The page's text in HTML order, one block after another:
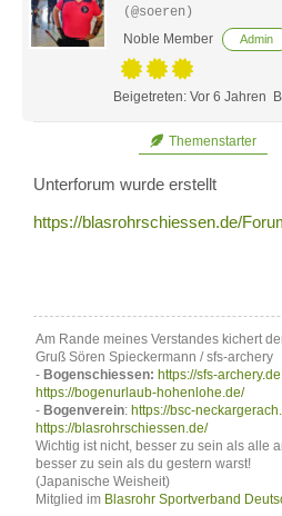
(@soeren)
Noble Member
Admin
Beigetreten: Vor 6 Jahren
Themenstarter
Unterforum wurde erstellt
https://blasrohrschiessen.de/
Am Rande meines Verstandes kichert
Gruß Sören Spieckermann / sfs-archery
- Bogenschiessen: https://sfs-archery.de
https://bogenurlaub-hohenlohe.de/
- Bogenverein: https://bsc-
https://blasrohrschiessen.de/
Wichtig ist nicht, besser zu sein als alle
besser zu sein als du gestern warst!
(Japanische Weisheit)
Mitglied im Blasrohr Sportverband